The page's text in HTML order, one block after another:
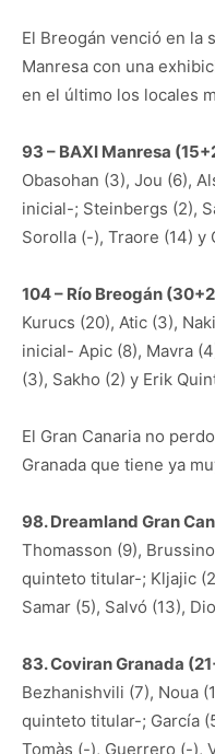
El Breogán venció en la
Manresa con una
en el último los locales
93 – BAXI Manresa
Obasohan (3), Jou (6),
inicial-; Steinbergs (2),
Sorolla (-), Traore (14) y
104 – Río Breogán
Kurucs (20), Atic (3),
inicial- Apic (8), Mavra
(3), Sakho (2) y Erik
El Gran Canaria no
Granada que tiene ya
98. Dreamland Gran
Thomasson (9),
quinteto titular-; Kljajic
Samar (5), Salvó (13),
83. Coviran Granada
Bezhanishvili (7), Noua
quinteto titular-; García
Tomàs (-), Guerrero (-),